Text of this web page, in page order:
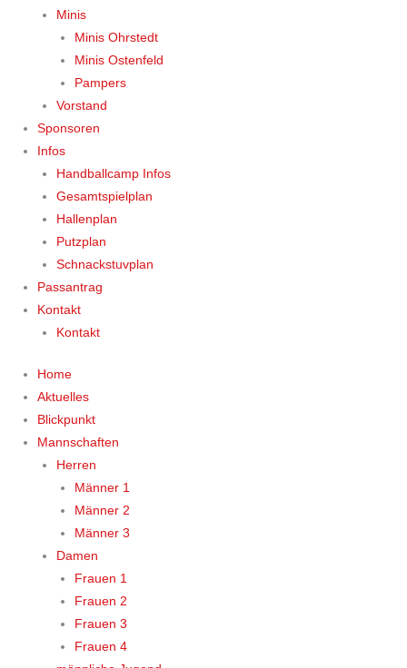
Minis
Minis Ohrstedt
Minis Ostenfeld
Pampers
Vorstand
Sponsoren
Infos
Handballcamp Infos
Gesamtspielplan
Hallenplan
Putzplan
Schnackstuvplan
Passantrag
Kontakt
Kontakt
Home
Aktuelles
Blickpunkt
Mannschaften
Herren
Männer 1
Männer 2
Männer 3
Damen
Frauen 1
Frauen 2
Frauen 3
Frauen 4